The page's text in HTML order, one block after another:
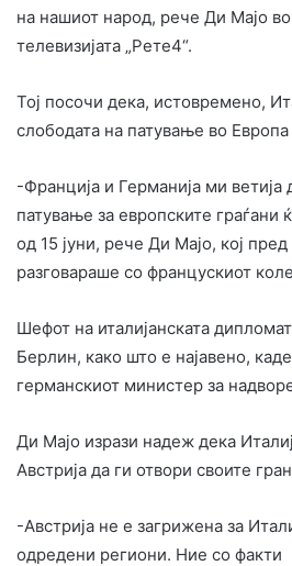
на нашиот народ, рече Ди Мајо во
телевизијата „Рете4“.
Тој посочи дека, истовремено,
слободата на патување во
-Франција и Германија ми ветија
патување за европските граѓани
од 15 јуни, рече Ди Мајо, кој
разговараше со францускиот
Шефот на италијанската
Берлин, како што е најавено,
германскиот министер за
Ди Мајо изрази надеж дека
Австрија да ги отвори своите
-Австрија не е загрижена за
одредени региони. Ние со факти